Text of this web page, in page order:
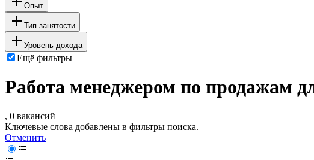
Опыт
Тип занятости
Уровень дохода
Ещё фильтры
Работа менеджером по продажам
, 0 вакансий
Ключевые слова добавлены в фильтры поиска.
Отменить